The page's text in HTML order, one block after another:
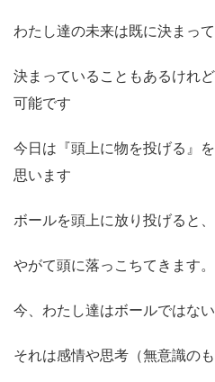
わたし達の未来は既に決まっ
決まっていることもあるけれ
可能です
今日は『頭上に物を投げる』
思います
ボールを頭上に放り投げると
やがて頭に落っこちてきます。
今、わたし達はボールではな
それは感情や思考（無意識のも